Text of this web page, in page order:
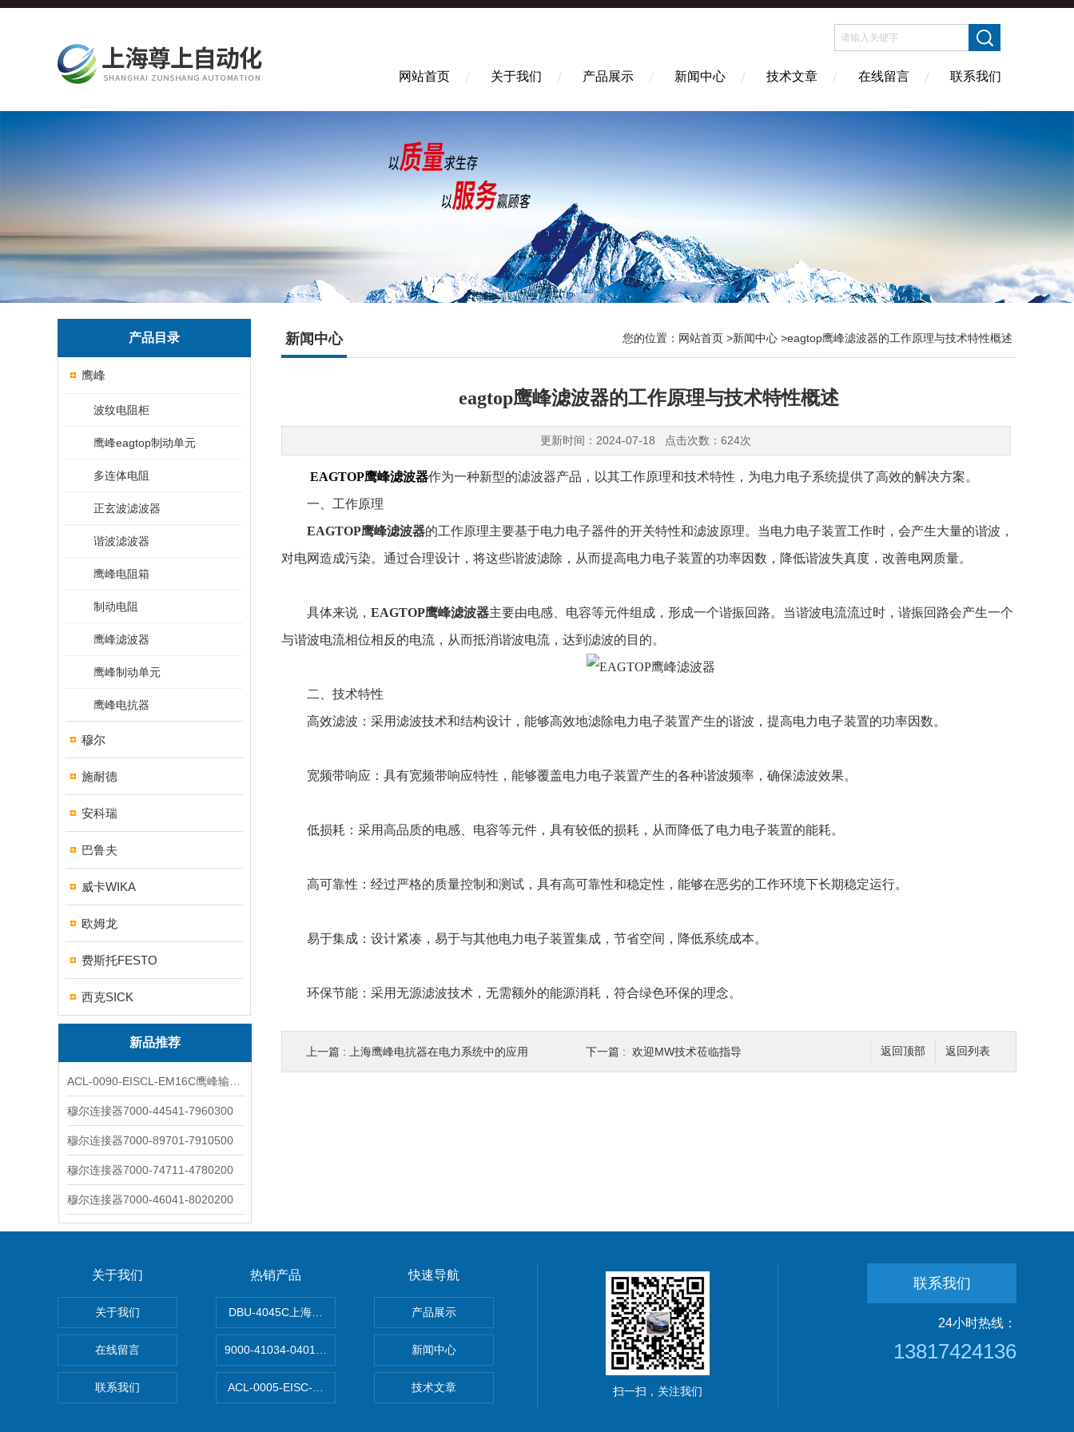
网站首页 关于我们 产品展示 新闻中心 技术文章 在线留言 联系我们
产品目录
鹰峰
波纹电阻柜
鹰峰eagtop制动单元
多连体电阻
正玄波滤波器
谐波滤波器
鹰峰电阻箱
制动电阻
鹰峰滤波器
鹰峰制动单元
鹰峰电抗器
穆尔
施耐德
安科瑞
巴鲁夫
威卡WIKA
欧姆龙
费斯托FESTO
西克SICK
新品推荐
穆尔连接器7000-44541-7960300
穆尔连接器7000-89701-7910500
穆尔连接器7000-74711-4780200
穆尔连接器7000-46041-8020200
新闻中心 您的位置： 网站首页 >新闻中心 >eagtop鹰峰滤波器的工作原理与技术特性概述
eagtop鹰峰滤波器的工作原理与技术特性概述
更新时间：2024-07-18 点击次数：624次
EAGTOP鹰峰滤波器作为一种新型的滤波器产品，以其工作原理和技术特性，为电力电子系统提供了高效的解决方案。
一、工作原理
EAGTOP鹰峰滤波器的工作原理主要基于电力电子器件的开关特性和滤波原理。当电力电子装置工作时，会产生大量的谐波，
对电网造成污染。通过合理设计，将这些谐波滤除，从而提高电力电子装置的功率因数，降低谐波失真度，改善电网质量。
具体来说， EAGTOP鹰峰滤波器主要由电感、电容等元件组成，形成一个谐振回路。当谐波电流流过时，谐振回路会产生一个
与谐波电流相位相反的电流，从而抵消谐波电流，达到滤波的目的。
二、技术特性
高效滤波：采用滤波技术和结构设计，能够高效地滤除电力电子装置产生的谐波，提高电力电子装置的功率因数。
宽频带响应：具有宽频带响应特性，能够覆盖电力电子装置产生的各种谐波频率，确保滤波效果。
低损耗：采用高品质的电感、电容等元件，具有较低的损耗，从而降低了电力电子装置的能耗。
高可靠性：经过严格的质量控制和测试，具有高可靠性和稳定性，能够在恶劣的工作环境下长期稳定运行。
易于集成：设计紧凑，易于与其他电力电子装置集成，节省空间，降低系统成本。
环保节能：采用无源滤波技术，无需额外的能源消耗，符合绿色环保的理念。
返回列表
返回顶部
上一篇 : 上海鹰峰电抗器在电力系统中的应用 下一篇 : 欢迎MW技术莅临指导
关于我们
关于我们
在线留言
联系我们
热销产品
DBU-4045C上海鹰峰制动单元
9000-41034-0401000穆尔MICO4.4智能电流分配器
ACL-0005-EISC-E2M8C上海鹰峰电抗器
快速导航
产品展示
新闻中心
技术文章 扫一扫，关注我们
联系我们
24小时热线：
13817424136